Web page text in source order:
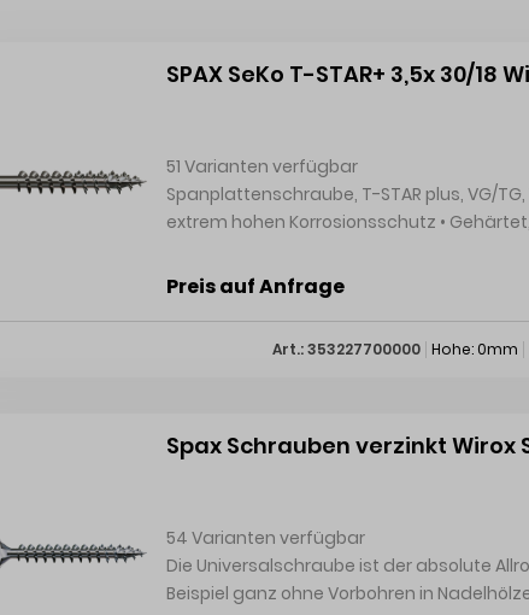
SPAX SeKo T-STAR+ 3,5x 30/18
51 Varianten verfügbar
Spanplattenschraube, T-STAR plus, VG/TG, WIROX A9J • WIROX A9J 10μ,
extrem hohen Korrosionsschutz • Gehärtet, gleitbeschichtet • Senkkopf mit Fräsrippen und T-STAR
Gewindeschaft ab 160 mm Schraubenlänge • ETA-12/0114 VG = Vollgewinde TG =
Lieferung: Als Großabnahme in Handelsverpackungen. Hersteller: Spax
Preis auf Anfrage
Art.: 353227700000 Hohe: 0mm
Spax Schrauben verzinkt Wirox
54 Varianten verfügbar
Die Universalschraube ist der absolute
Beispiel ganz ohne Vorbohren in